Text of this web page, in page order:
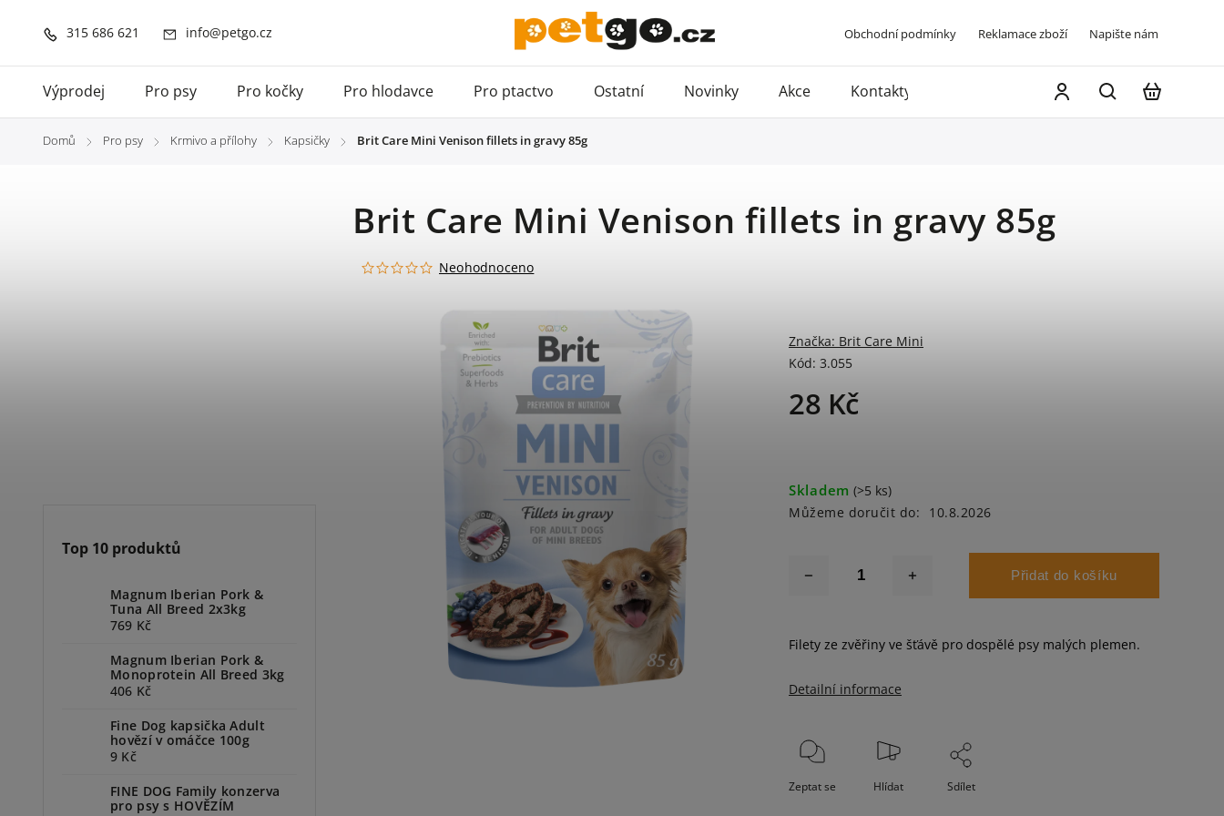
315 686 621 info@petgo.cz Obchodní podmínky Reklamace zboží Napište nám
Výprodej Pro psy Pro kočky Pro hlodavce Pro ptactvo Ostatní Novinky Akce Kontakty
Domů / Pro psy / Krmivo a přílohy / Kapsičky / Brit Care Mini Venison fillets in gravy 85g
Top 10 produktů
Magnum Iberian Pork &
Tuna All Breed 2x3kg
769 Kč
Magnum Iberian Pork &
Monoprotein All Breed 3kg
406 Kč
Fine Dog kapsička Adult
hovězí v omáčce 100g
9 Kč
FINE DOG Family konzerva
pro psy s HOVĚZÍM
Brit Care Mini Venison fillets in gravy 85g
Neohodnoceno
Kód: 3.055
Značka: Brit Care Mini
28 Kč
Skladem (>5 ks)
Můžeme doručit do:
10.8.2026
Přidat do košíku
Filety ze zvěřiny ve šťávě pro dospělé psy malých plemen.
Detailní informace
Zeptat se Hlídat Sdílet